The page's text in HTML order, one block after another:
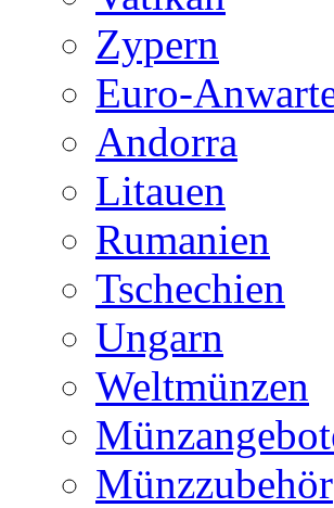
Zypern
Euro-
Andorra
Litauen
Rumanien
Tschechien
Ungarn
Weltmünzen
Münzzubehör